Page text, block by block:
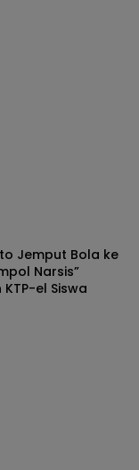
Jemput Bola ke
Narsis”
el Siswa